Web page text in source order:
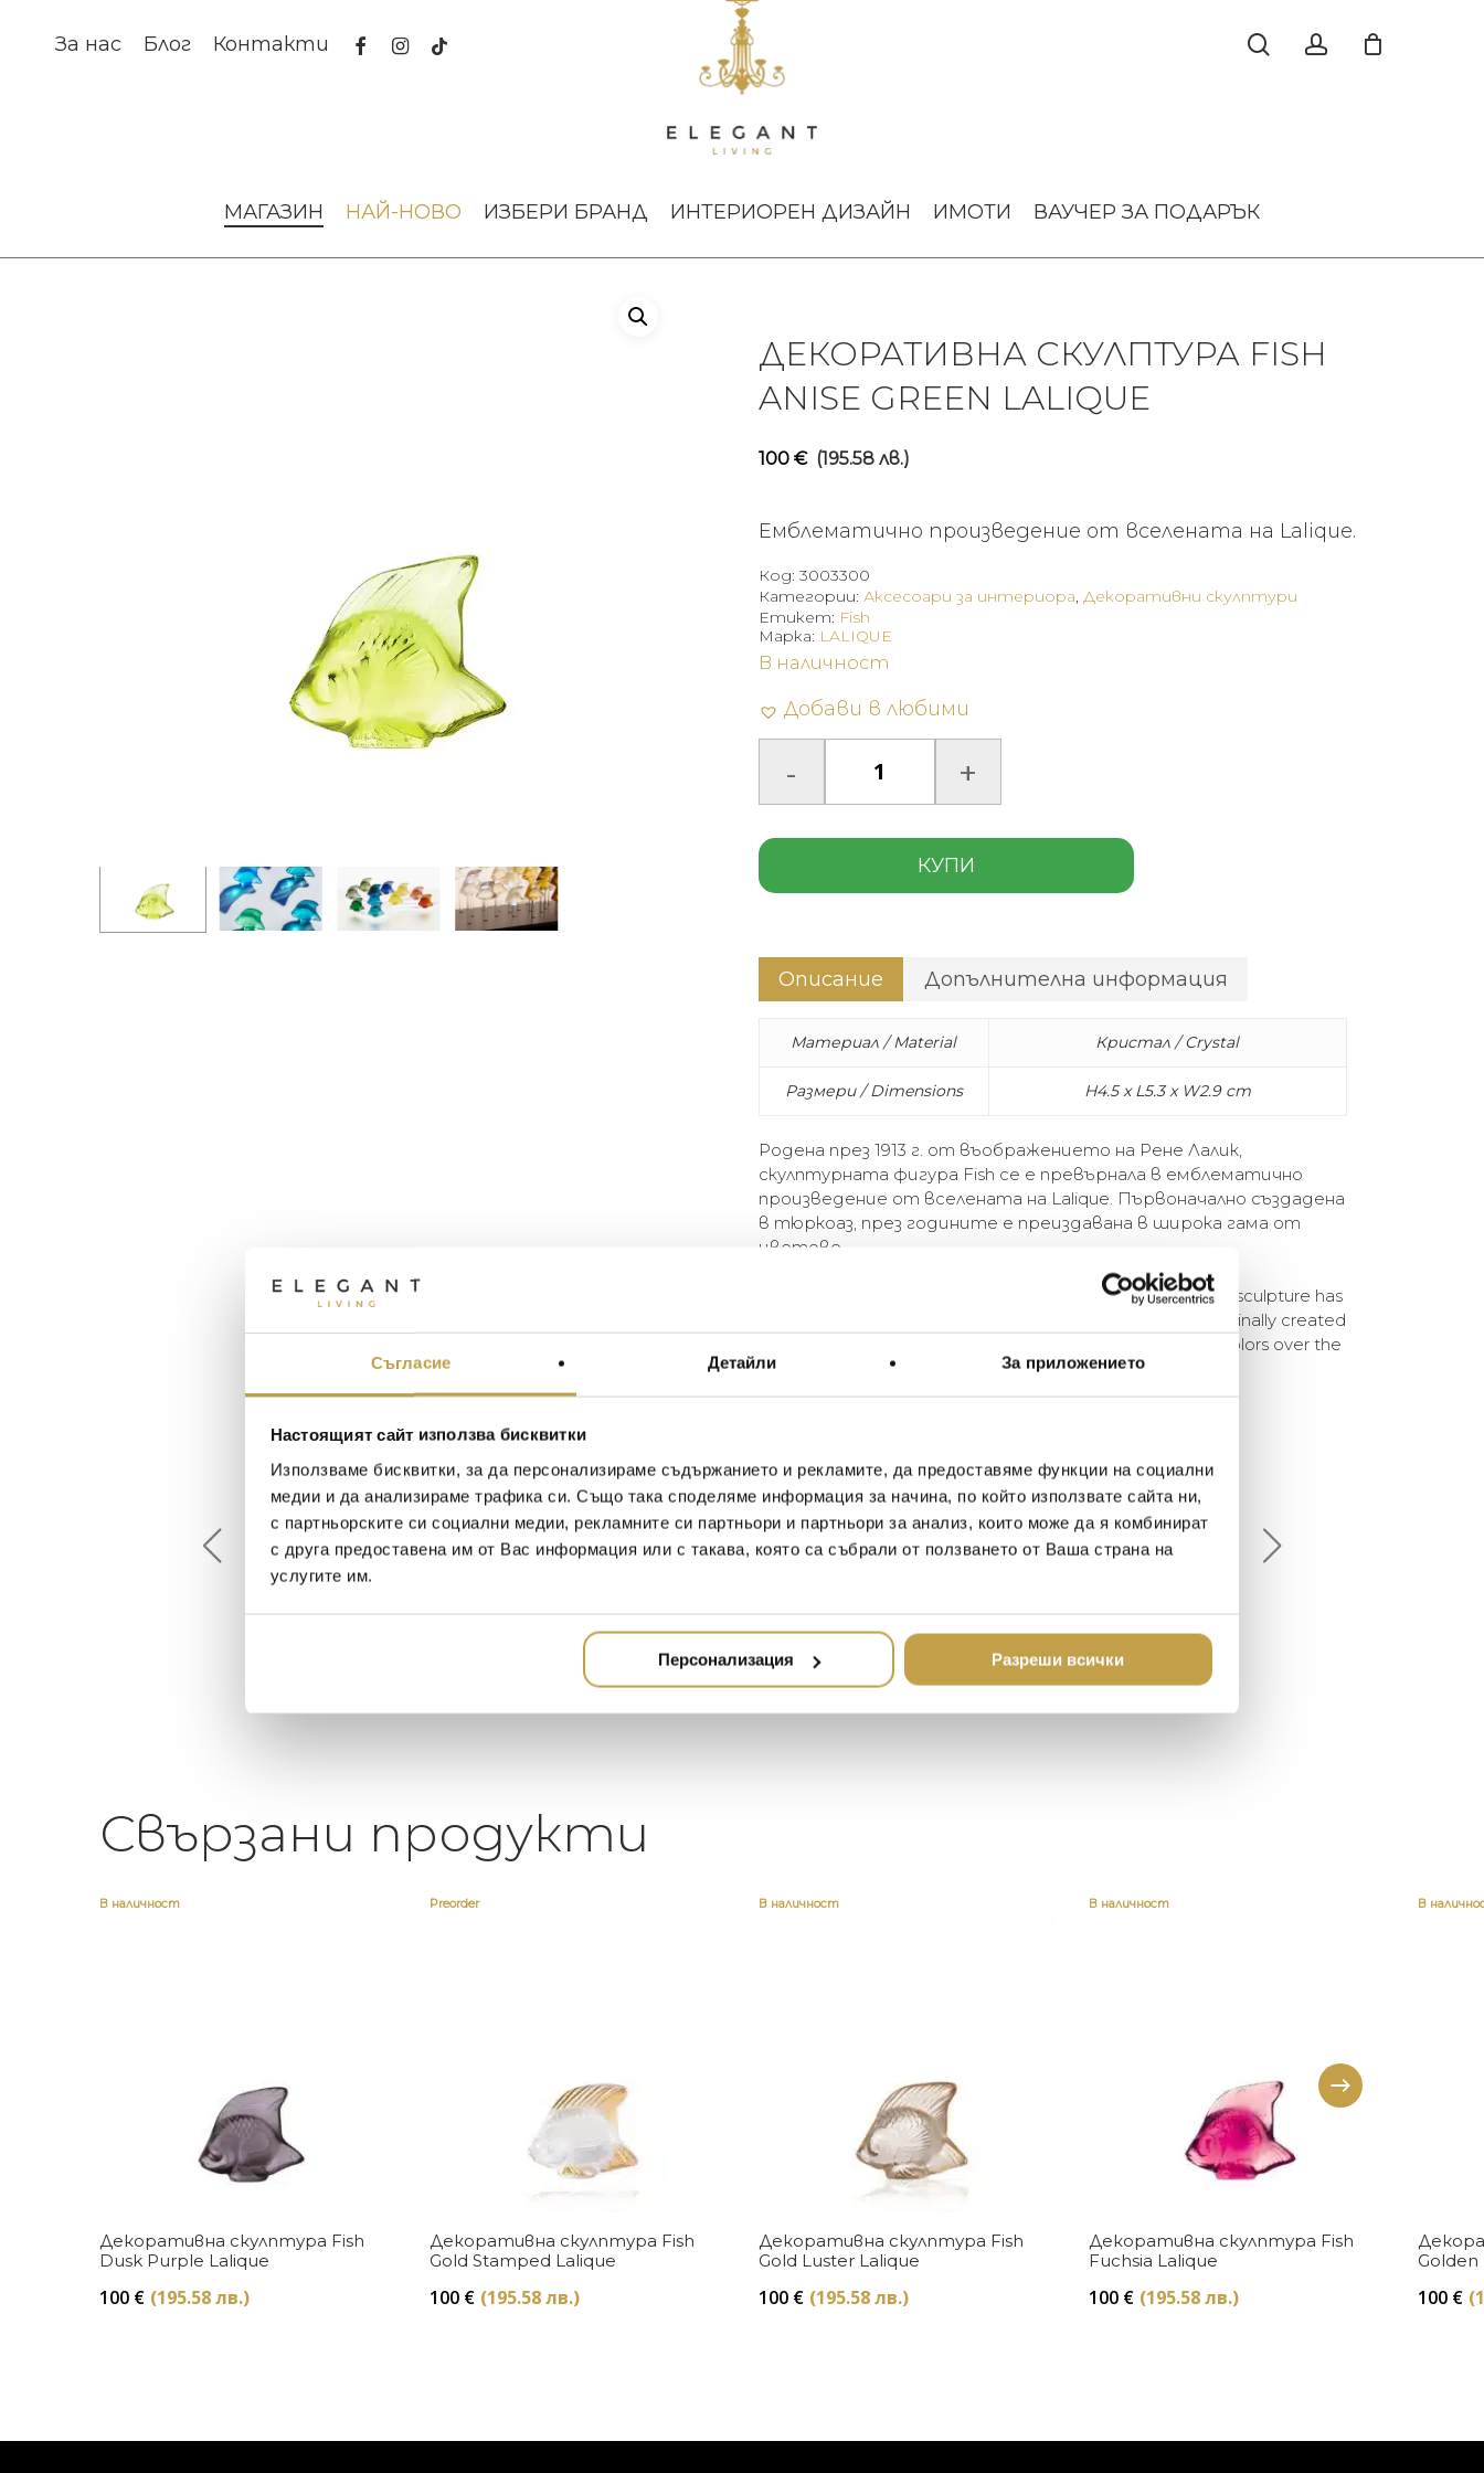
Съгласие Детайли За приложението
Настоящият сайт използва бисквитки
Използваме бисквитки, за да персонализираме съдържанието и рекламите, да предоставяме функции на социални
медии и да анализираме трафика си. Също така споделяме информация за начина, по който използвате сайта ни,
с партньорските си социални медии, рекламните си партньори и партньори за анализ, които може да я комбинират
с друга предоставена им от Вас информация или с такава, която са събрали от ползването от Ваша страна на
услугите им.
Персонализация Разреши всички
За нас Блог Контакти facebookinstagram
tiktok
МАГАЗИН НАЙ-НОВО ИЗБЕРИ БРАНД ИНТЕРИОРЕН ДИЗАЙН ИМОТИ ВАУЧЕР ЗА ПОДАРЪК
ДЕКОРАТИВНА СКУЛПТУРА FISH
ANISE GREEN LALIQUE
100 € (195.58 лв.)
Емблематично произведение от вселената на Lalique.
Код: 3003300
Категории: Аксесоари за интериора, Декоративни скулптури
Етикет: Fish
В наличност
Добави в любими
КУПИ
Марка: LALIQUE
Описание Допълнителна информация
Материал / Material Кристал / Crystal
Размери / Dimensions H4.5 x L5.3 x W2.9 cm
Родена през 1913 г. от въображението на Рене Лалик,
скулптурната фигура Fish се е превърнала в емблематично
произведение от вселената на Lalique. Първоначално създадена
в тюркоаз, през годините е преиздавана в широка гама от
цветове.
Born in 1913 from the imagination of René Lalique, the Fish sculpture has
become an emblematic piece of the Lalique universe. Originally created
in turquoise, it has since been reissued in a wide range of colors over the
years.
асортимент и
Maxim Behar
2022-06-18
Най-доброто място за
приятна атмосфера на
елегантен подарък
Георги Питов
2021-06-01
Много интересни
Иван Иванов
2020-05-20
Един магазин за красив и
направи жилището ви
неповторимо
Най-доброто място в
Свързани продукти
В наличност
Купи
Декоративна скулптура Fish
Dusk Purple Lalique
100 € (195.58 лв.)
Preorder
Купи
Декоративна скулптура Fish
Gold Stamped Lalique
100 € (195.58 лв.)
В наличност
Купи
Декоративна скулптура Fish
Gold Luster Lalique
100 € (195.58 лв.)
В наличност
Купи
Декоративна скулптура Fish
Fuchsia Lalique
100 € (195.58 лв.)
В
Golden
100 €